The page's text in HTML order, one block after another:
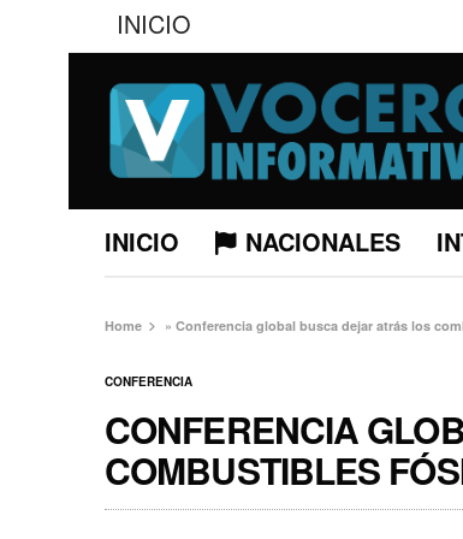
INICIO
INICIO NACIONALES
Home »Conferencia global busca dejar atrás los
CONFERENCIA
CONFERENCIA
COMBUSTIBLES